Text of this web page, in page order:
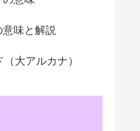
意味と解説
大アルカナ）